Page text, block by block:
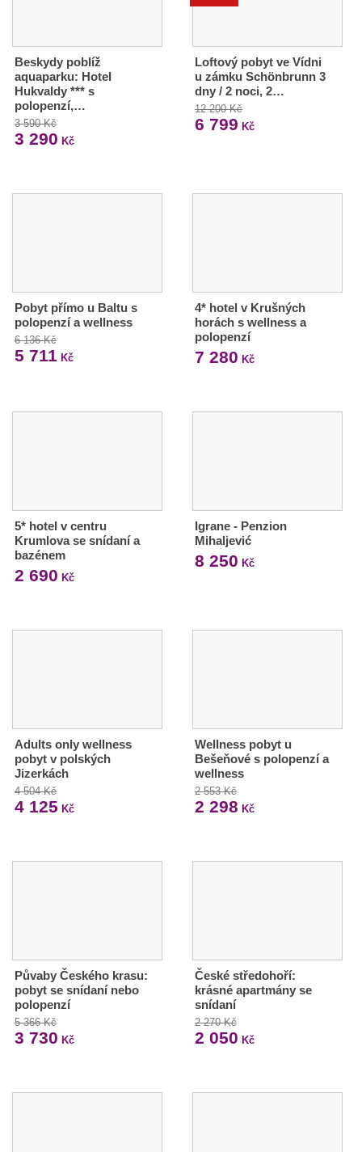
Beskydy poblíž
aquaparku: Hotel
Hukvaldy *** s
polopenzí,…
3 590 Kč
3 290 Kč
Loftový pobyt ve Vídni
u zámku Schönbrunn 3
dny / 2 noci, 2…
12 200 Kč
6 799 Kč
Pobyt přímo u Baltu s
polopenzí a wellness
6 136 Kč
5 711 Kč
4* hotel v Krušných
horách s wellness a
polopenzí
7 280 Kč
5* hotel v centru
Krumlova se snídaní a
bazénem
2 690 Kč
Igrane - Penzion
Mihaljević
8 250 Kč
Adults only wellness
pobyt v polských
Jizerkách
4 504 Kč
4 125 Kč
Wellness pobyt u
Bešeňové s polopenzí a
wellness
2 553 Kč
2 298 Kč
Půvaby Českého krasu:
pobyt se snídaní nebo
polopenzí
5 366 Kč
3 730 Kč
České středohoří:
krásné apartmány se
snídaní
2 270 Kč
2 050 Kč